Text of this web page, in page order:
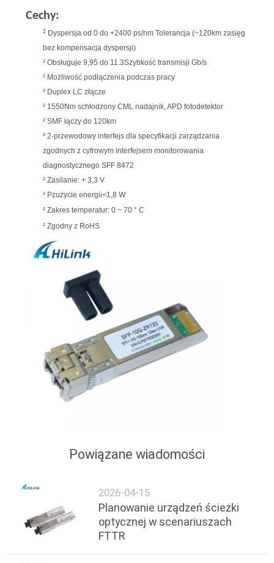
POLITYKA
PRYWATNOŚCI
Cechy:
² Dyspersja od 0 do +2400 ps/nm Tolerancja (~120km zasięg
bez kompensacja dyspersji)
² Obsługuje 9,95 do 1 1 3Szybkość transmisji Gb/s
² Możliwość podłączenia podczas pracy
² Duplex LC złącze
² 1550Nm schłodzony CML nadajnik, APD fotodetektor
² SMF łączy do 120km
² 2-przewodowy interfejs dla specyfikacji zarządzania
zgodnych z cyfrowym interfejsem monitorowania
diagnostycznego SFF 8472
² Zasilanie: + 3,3 V
² Pzużycie energii<1,8 W
² Zakres temperatur: 0 ~ 70 ° C
² Zgodny z RoHS
Powiązane wiadomości
2026-04-15
Planowanie urządzeń ścieżki
optycznej w scenariuszach
FTTR